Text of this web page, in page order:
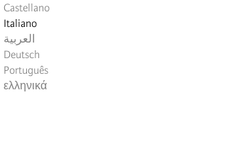
Castellano
Italiano
العربية
Deutsch
Português
ελληνικά